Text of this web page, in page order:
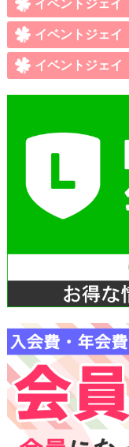
イベントジェイ
イベントジェイ
イベントジェイ